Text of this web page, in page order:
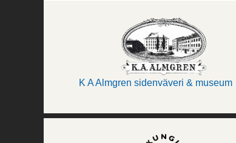
K A Almgren sidenväveri & museum